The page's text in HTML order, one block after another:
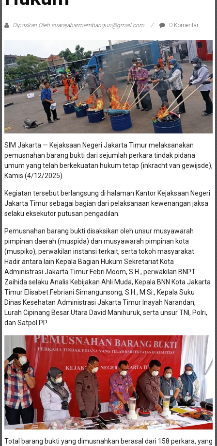
SIM Jakarta — Kejaksaan Negeri Jakarta Timur melaksanakan
pemusnahan barang bukti dari sejumlah perkara tindak pidana
umum yang telah berkekuatan hukum tetap (inkracht van gewijsde),
Kamis (4/12/2025).
Jakarta Timur sebagai bagian dari pelaksanaan kewenangan jaksa
selaku eksekutor putusan pengadilan.
pimpinan daerah (muspida) dan musyawarah pimpinan kota
(muspiko), perwakilan instansi terkait, serta tokoh masyarakat.
Hadir antara lain Kepala Bagian Hukum Sekretariat Kota
Administrasi Jakarta Timur Febri Moom, S.H., perwakilan BNPT
Zaihida selaku Analis Kebijakan Ahli Muda, Kepala BNN Kota Jakarta
Timur Elisabet Febriani Simangunsong, S.H., M.Si., Kepala Suku
Dinas Kesehatan Administrasi Jakarta Timur Inayah Narandan,
Lurah Cipinang Besar Utara David Manihuruk, serta unsur TNI, Polri,
dan Satpol PP.
Total barang bukti yang dimusnahkan berasal dari 158 perkara, yang
terdiri atas tindak pidana narkotika, terorisme, kejahatan terhadap